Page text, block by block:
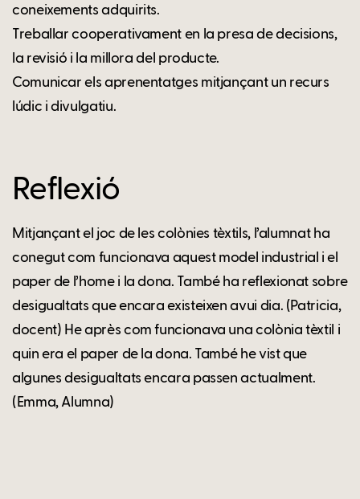
coneixements adquirits.
Treballar cooperativament en la presa de decisions,
la revisió i la millora del producte.
Comunicar els aprenentatges mitjançant un recurs
lúdic i divulgatiu.
Reflexió
Mitjançant el joc de les colònies tèxtils, l’alumnat ha
conegut com funcionava aquest model industrial i el
paper de l’home i la dona. També ha reflexionat sobre
desigualtats que encara existeixen avui dia. (Patricia,
docent) He après com funcionava una colònia tèxtil i
quin era el paper de la dona. També he vist que
algunes desigualtats encara passen actualment.
(Emma, Alumna)